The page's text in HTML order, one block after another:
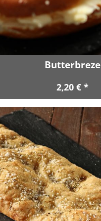
Butterbreze
2,20 € *